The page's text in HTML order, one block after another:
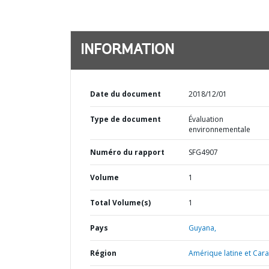
INFORMATION
Date du document 2018/12/01
Type de document
Évaluation
environnementale
Numéro du rapport SFG4907
Volume 1
Total Volume(s) 1
Pays Guyana,
Région Amérique latine et